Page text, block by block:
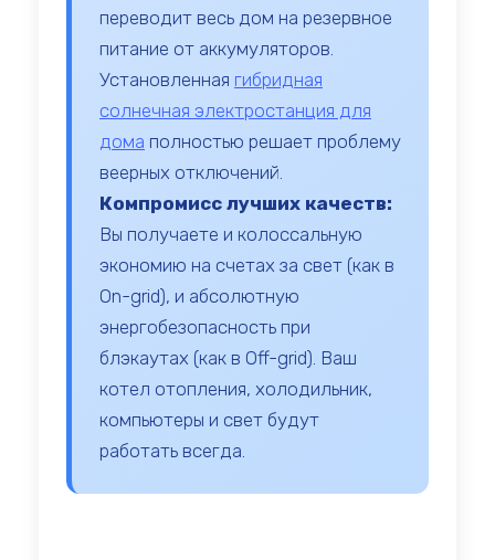
переводит весь дом на резервное
питание от аккумуляторов.
Установленная гибридная
солнечная электростанция для
дома полностью решает проблему
веерных отключений.
Компромисс лучших качеств:
Вы получаете и колоссальную
экономию на счетах за свет (как в
On-grid), и абсолютную
энергобезопасность при
блэкаутах (как в Off-grid). Ваш
котел отопления, холодильник,
компьютеры и свет будут
работать всегда.